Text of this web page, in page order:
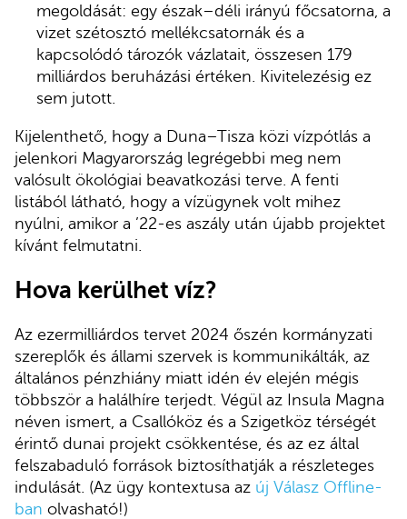
megoldását: egy észak–déli irányú főcsatorna, a
vizet szétosztó mellékcsatornák és a
kapcsolódó tározók vázlatait, összesen 179
milliárdos beruházási értéken. Kivitelezésig ez
sem jutott.
Kijelenthető, hogy a Duna–Tisza közi vízpótlás a
jelenkori Magyarország legrégebbi meg nem
valósult ökológiai beavatkozási terve. A fenti
listából látható, hogy a vízügynek volt mihez
nyúlni, amikor a ’22-es aszály után újabb projektet
kívánt felmutatni.
Hova kerülhet víz?
Az ezermilliárdos tervet 2024 őszén kormányzati
szereplők és állami szervek is kommunikálták, az
általános pénzhiány miatt idén év elején mégis
többször a halálhíre terjedt. Végül az Insula Magna
néven ismert, a Csallóköz és a Szigetköz térségét
érintő dunai projekt csökkentése, és az ez által
felszabaduló források biztosíthatják a részleteges
indulását. (Az ügy kontextusa az új Válasz Offline-
ban olvasható!)